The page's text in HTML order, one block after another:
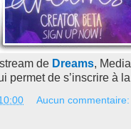
de Dreams,
permet de s’inscrire à
Aucun commentaire: